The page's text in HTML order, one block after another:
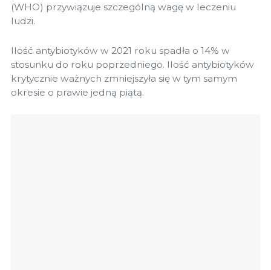
(WHO) przywiązuje szczególną wagę w leczeniu
ludzi.
Ilość antybiotyków w 2021 roku spadła o 14% w
stosunku do roku poprzedniego. Ilość antybiotyków
krytycznie ważnych zmniejszyła się w tym samym
okresie o prawie jedną piątą.